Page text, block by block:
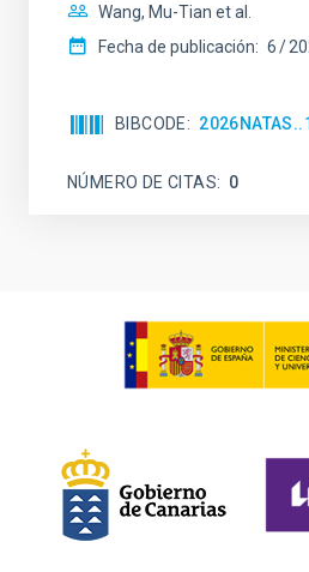
Wang, Mu-Tian et al.
Fecha de publicación: 6
BIBCODE
NÚMERO DE CITAS 0